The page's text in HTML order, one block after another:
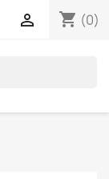
shopping_cart (0)
